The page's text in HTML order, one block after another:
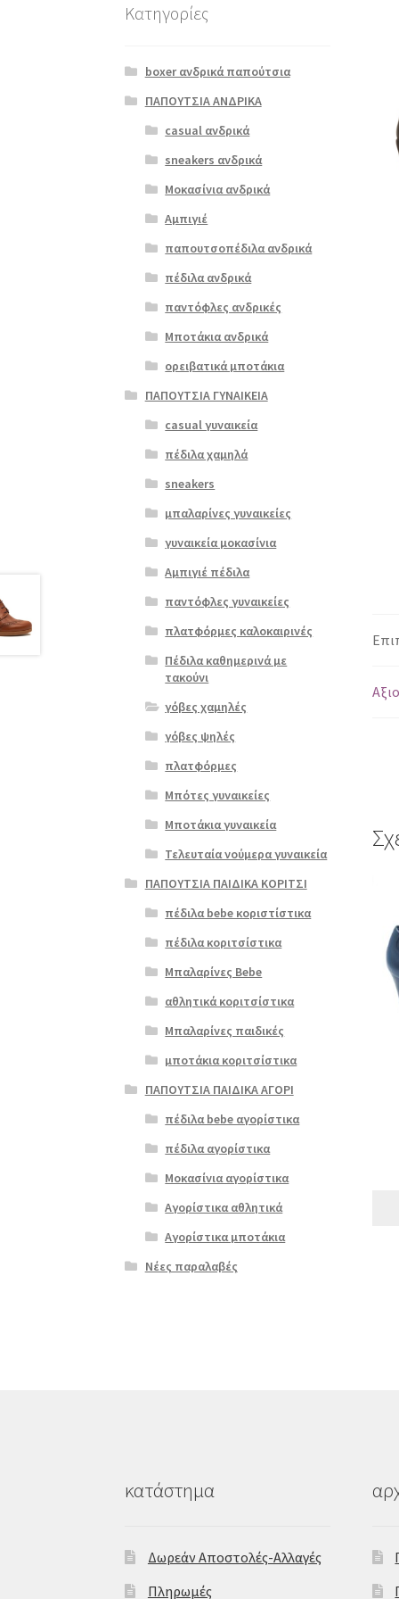
έχει
Κατηγορίες
boxer ανδρικά παπούτσια
ΠΑΠΟΥΤΣΙΑ ΑΝΔΡΙΚΑ
casual ανδρικά
sneakers ανδρικά
Μοκασίνια ανδρικά
Αμπιγιέ
παπουτσοπέδιλα ανδρικά
πέδιλα ανδρικά
παντόφλες ανδρικές
Μποτάκια ανδρικά
ορειβατικά μποτάκια
ΠΑΠΟΥΤΣΙΑ ΓΥΝΑΙΚΕΙΑ
casual γυναικεία
πέδιλα χαμηλά
sneakers
μπαλαρίνες γυναικείες
γυναικεία μοκασίνια
Αμπιγιέ πέδιλα
παντόφλες γυναικείες
πλατφόρμες καλοκαιρινές
Πέδιλα καθημερινά με
τακούνι
γόβες χαμηλές
γόβες ψηλές
πλατφόρμες
Μπότες γυναικείες
Μποτάκια γυναικεία
Τελευταία νούμερα γυναικεία
ΠΑΠΟΥΤΣΙΑ ΠΑΙΔΙΚΑ ΚΟΡΙΤΣΙ
πέδιλα bebe κοριστίστικα
πέδιλα κοριτσίστικα
Μπαλαρίνες Bebe
αθλητικά κοριτσίστικα
Μπαλαρίνες παιδικές
μποτάκια κοριτσίστικα
ΠΑΠΟΥΤΣΙΑ ΠΑΙΔΙΚΑ ΑΓΟΡΙ
πέδιλα bebe αγορίστικα
πέδιλα αγορίστικα
Μοκασίνια αγορίστικα
Αγορίστικα αθλητικά
Αγορίστικα μποτάκια
Νέες παραλαβές
κατάστημα
Δωρεάν Αποστολές-Αλλαγές
Πληρωμές